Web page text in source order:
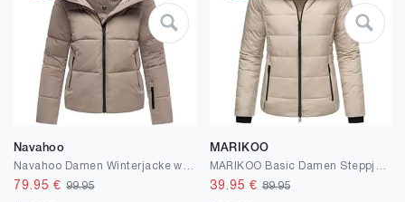
Navahoo
79.95 €99.95
MARIKOO
39.95 € 89.95